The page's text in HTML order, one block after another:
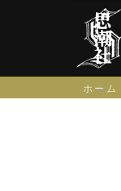
ホーム